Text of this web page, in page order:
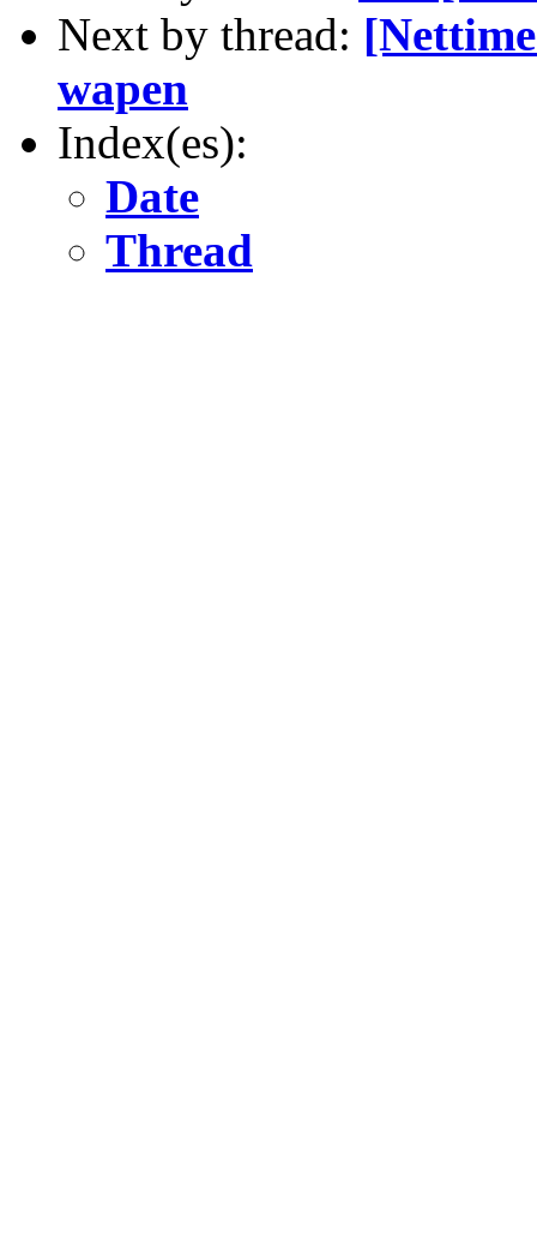
Next by thread:
wapen
Index(es):
Date
Thread